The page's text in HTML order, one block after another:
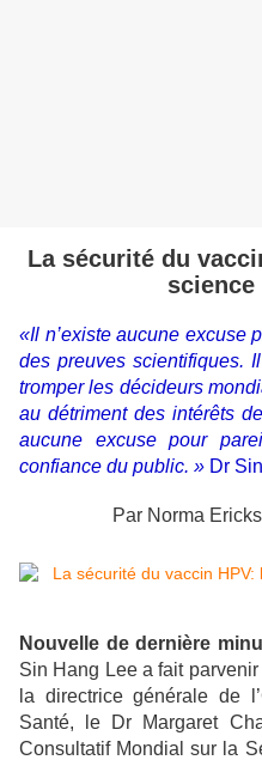
La sécurité du
science
«Il n’existe aucune excuse
des preuves scientifiques.
tromper les décideurs
au détriment des intérêts
aucune excuse pour
confiance du public. » Dr
Par Norma
Nouvelle de dernière
Sin Hang Lee a fait
la directrice générale de
Santé, le Dr Margaret
Consultatif Mondial sur la